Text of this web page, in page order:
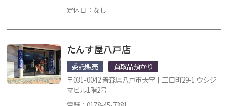
定休日：なし
たんす屋八戸店
委託販売
買取品預かり
〒031-0042 青森県八戸市大字十三日町29-1 ウシジ
マビル1階2号